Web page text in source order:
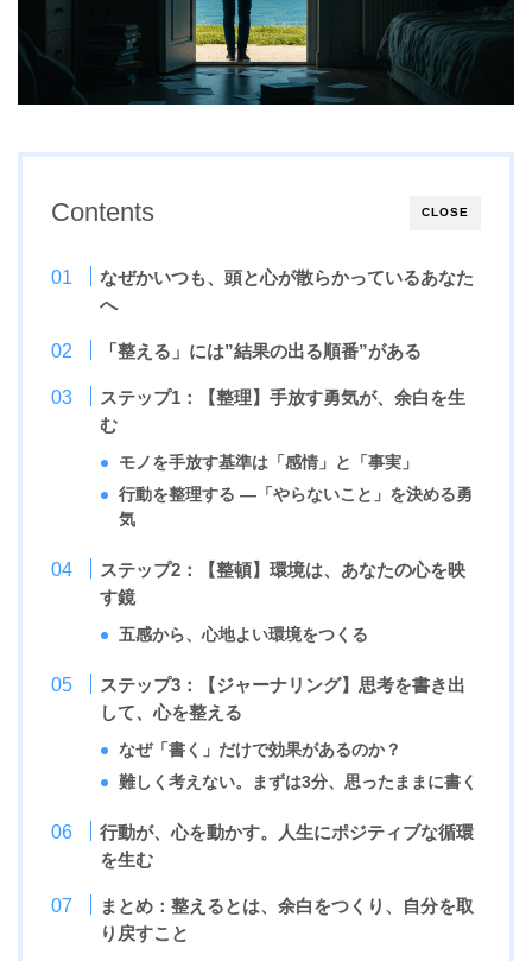
CLOSE
Contents
なぜかいつも、頭と心が散らかっているあなた
へ
「整える」には”結果の出る順番”がある
ステップ1：【整理】手放す勇気が、余白を生
む
モノを手放す基準は「感情」と「事実」
行動を整理する ―「やらないこと」を決める勇
気
ステップ2：【整頓】環境は、あなたの心を映
す鏡
五感から、心地よい環境をつくる
ステップ3：【ジャーナリング】思考を書き出
して、心を整える
なぜ「書く」だけで効果があるのか？
難しく考えない。まずは3分、思ったままに書く
行動が、心を動かす。人生にポジティブな循環
を生む
まとめ：整えるとは、余白をつくり、自分を取
り戻すこと